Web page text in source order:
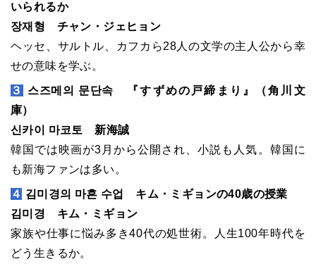
いられるか
장재형 チャン・ジェヒョン
ヘッセ、サルトル、カフカら28人の文学の主人公から幸
せの意味を学ぶ。
３
스즈메의 문단속 『すずめの戸締まり』（角川文
庫）
신카이 마코토 新海誠
韓国では映画が3月から公開され、小説も人気。韓国に
も新海ファンは多い。
４ 김미경의 마흔 수업 キム・ミギョンの40歳の授業
김미경 キム・ミギョン
家族や仕事に悩み多き40代の処世術。人生100年時代を
どう生きるか。